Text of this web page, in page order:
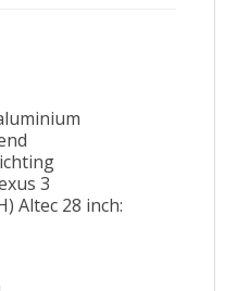
3
Altec 28 inch: